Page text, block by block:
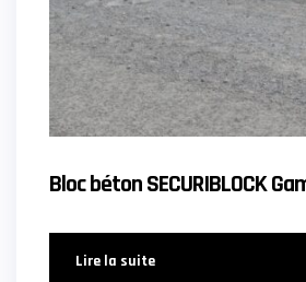
Bloc béton SECURIBLOCK
Lire la suite